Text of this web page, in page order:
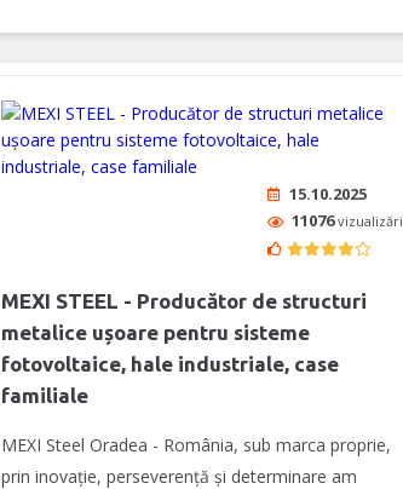
15.10.2025
11076vizualizări
MEXI STEEL - Producător de structuri
metalice ușoare pentru sisteme
fotovoltaice, hale industriale, case
familiale
MEXI Steel Oradea - România, sub marca proprie,
prin inovație, perseverență și determinare am